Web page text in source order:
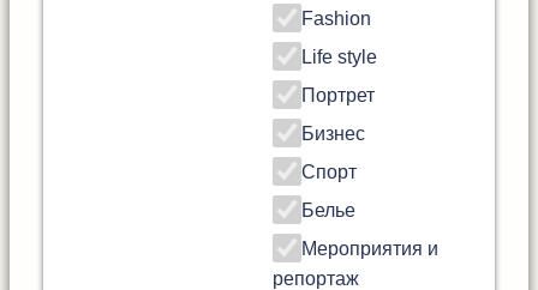
Fashion
Life style
Портрет
Бизнес
Спорт
Белье
Мероприятия и
репортаж